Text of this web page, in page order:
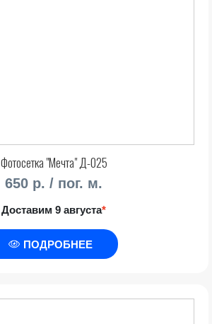
Фотосетка "Мечта" Д-025
650 р. / пог. м.
Доставим 9 августа*
ПОДРОБНЕЕ